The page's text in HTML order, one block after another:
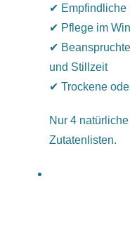
✔ Empfindliche
✔ Pflege im
✔
und Stillzeit
✔ Trockene
Nur 4
Zutatenlisten.